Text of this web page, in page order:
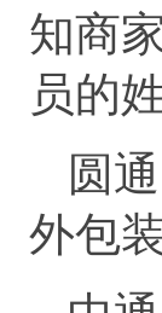
知商
员的
圆
外包